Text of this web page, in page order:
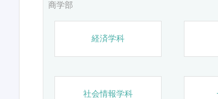
商学部
経済学科
社会情報学科